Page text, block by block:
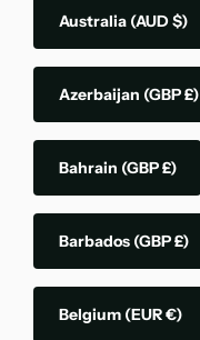
Australia (AUD $)
Azerbaijan (GBP £)
Bahrain (GBP £)
Barbados (GBP £)
Belgium (EUR €)